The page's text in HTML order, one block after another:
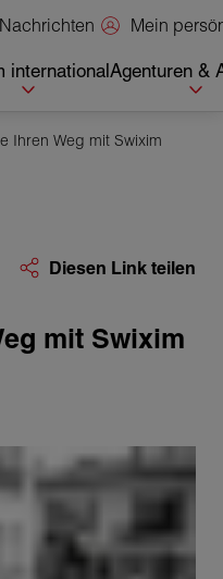
Nachrichten Mein
internationalAgenturen &
Ihren Weg mit Swixim
Diesen Link teilen
mit Swixim